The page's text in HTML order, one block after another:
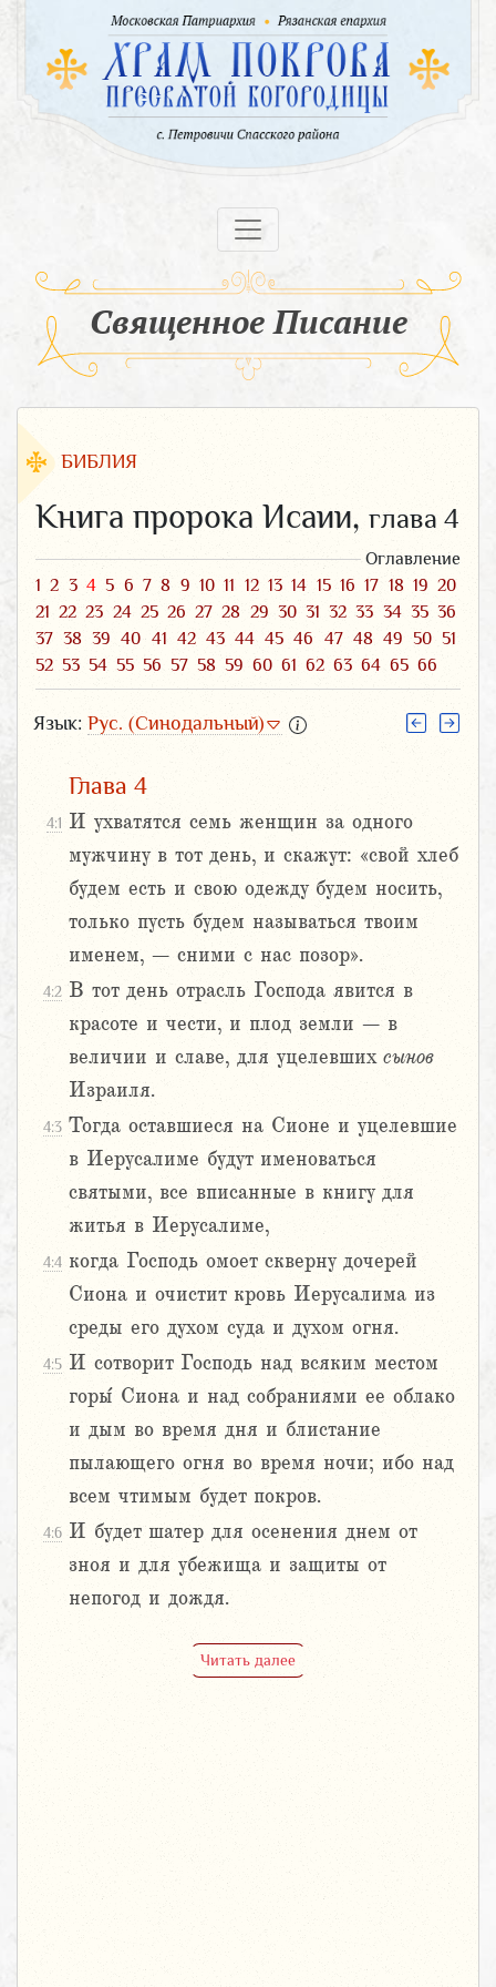
Священное Писание
БИБЛИЯ
Книга пророка Исаии, глава 4
Оглавление
1 2 3 4 5 6 7 8 9 10 11 12 13 14 15 16 17 18 19 20
21 22 23 24 25 26 27 28 29 30 31 32 33 34 35 36
37 38 39 40 41 42 43 44 45 46 47 48 49 50 51
52 53 54 55 56 57 58 59 60 61 62 63 64 65 66
Язык: Рус. (Синодальный)
Глава 4
4:1 И ухватятся семь женщин за одного
мужчину в тот день, и скажут: «свой хлеб
будем есть и свою одежду будем носить,
только пусть будем называться твоим
именем, – сними с нас позор».
4:2 В тот день отрасль Господа явится в
красоте и чести, и плод земли – в
величии и славе, для уцелевших сынов
Израиля.
4:3 Тогда оставшиеся на Сионе и уцелевшие
в Иерусалиме будут именоваться
святыми, все вписанные в книгу для
житья в Иерусалиме,
4:4 когда Господь омоет скверну дочерей
Сиона и очистит кровь Иерусалима из
среды его духом суда и духом огня.
4:5 И сотворит Господь над всяким местом
горы́ Сиона и над собраниями ее облако
и дым во время дня и блистание
пылающего огня во время ночи; ибо над
всем чтимым будет покров.
4:6 И будет шатер для осенения днем от
зноя и для убежища и защиты от
непогод и дождя.
Читать далее